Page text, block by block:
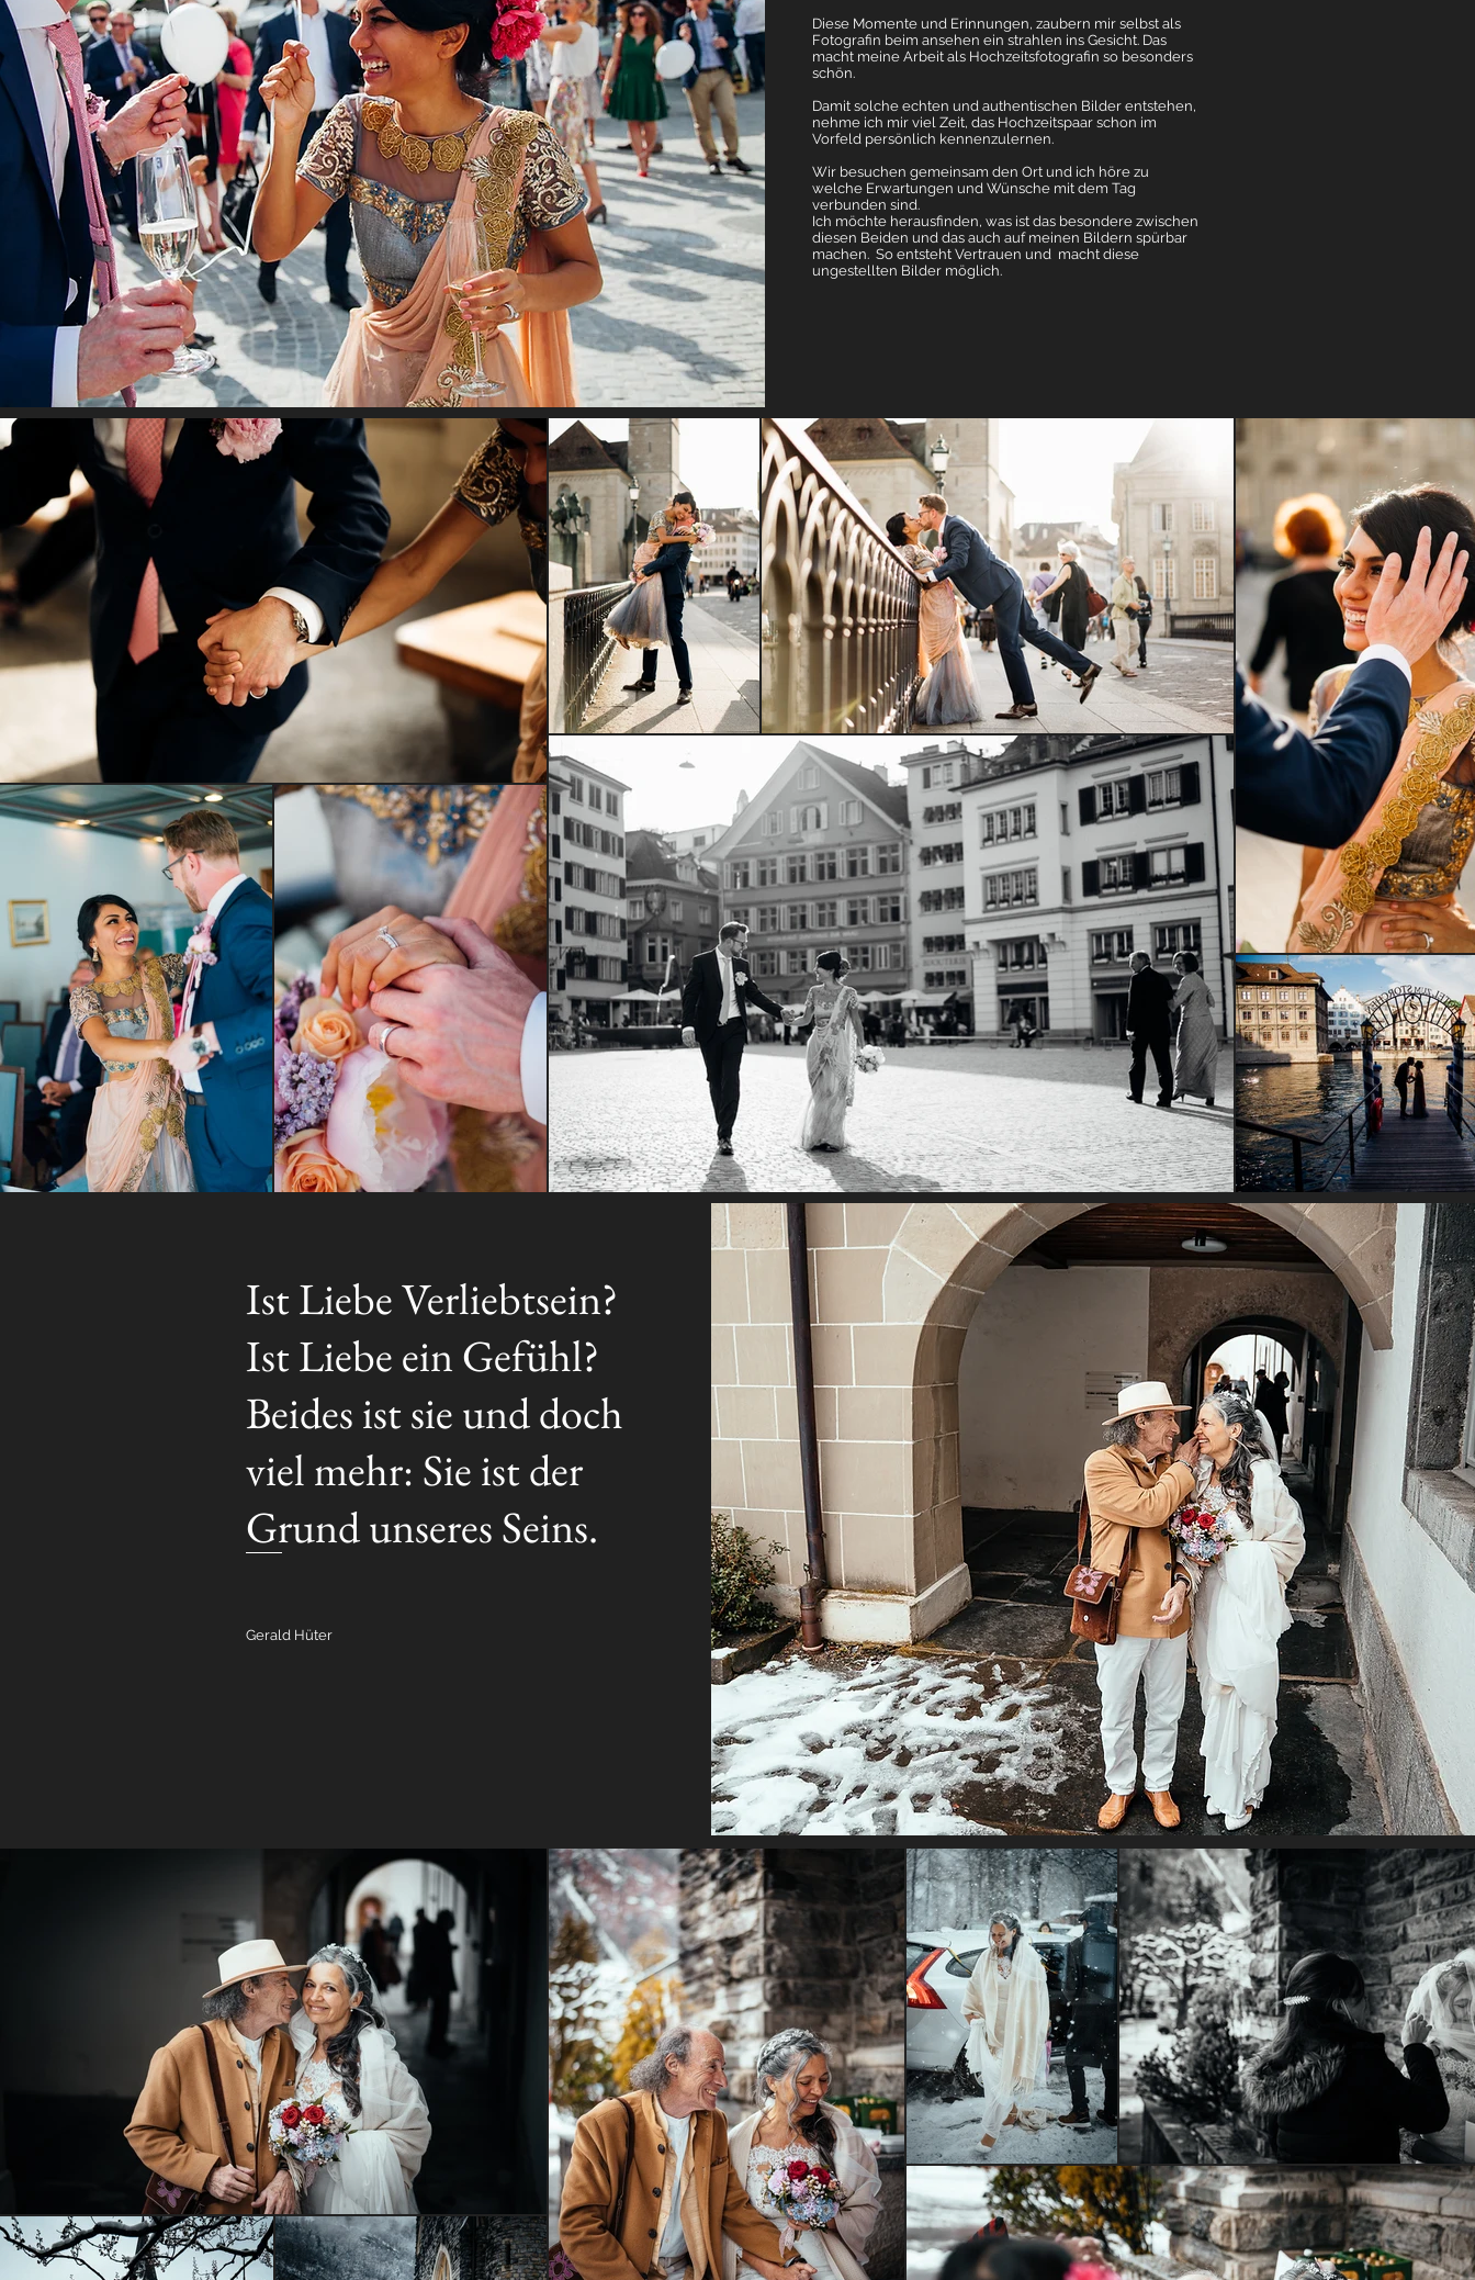
Diese Momente und Erinnungen, zaubern mir selbst als
Fotografin beim ansehen ein strahlen ins Gesicht. Das
macht meine Arbeit als Hochzeitsfotografin so besonders
schön.
Damit solche echten und authentischen Bilder entstehen,
nehme ich mir viel Zeit, das Hochzeitspaar schon im
Vorfeld persönlich kennenzulernen.
Wir besuchen gemeinsam den Ort und ich höre zu
welche Erwartungen und Wünsche mit dem Tag
verbunden sind.
Ich möchte herausfinden, was ist das besondere zwischen
diesen Beiden und das auch auf meinen Bildern spürbar
machen. So entsteht Vertrauen und macht diese
ungestellten Bilder möglich.
Ist Liebe Verliebtsein?
Ist Liebe ein Gefühl?
Beides ist sie und doch
viel mehr: Sie ist der
Grund unseres Seins.
Gerald Hüter